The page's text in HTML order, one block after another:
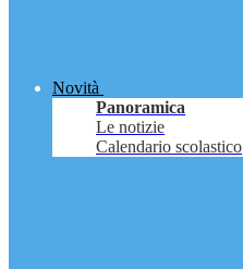
Novità
Panoramica
Le notizie
Calendario scolastico